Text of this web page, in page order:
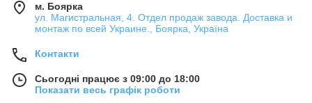
м. Боярка
ул. Магистральная, 4. Отдел продаж завода. Доставка и
монтаж по всей Украине., Боярка, Україна
Контакти
Сьогодні працює з 09:00 до 18:00
Показати весь графік роботи